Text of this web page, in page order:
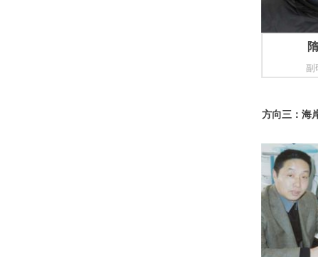
副
方向三：海